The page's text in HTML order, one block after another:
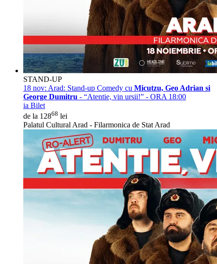
STAND-UP
18 nov: Arad: Stand-up Comedy cu Micutzu, Geo Adrian si
George Dumitru - “Atentie, vin ursii!” - ORA 18:00
ia Bilet
de la 12868 lei
Palatul Cultural Arad - Filarmonica de Stat Arad